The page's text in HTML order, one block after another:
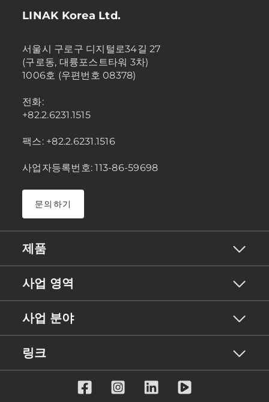
LINAK Korea Ltd.
서울시 구로구 디지털로34길 27
(구로동, 대륭포스트타워 3차)
1006호 (우편번호 08378)
전화:
+82.2.6231.1515
팩스: +82.2.6231.1516
사업자등록번호: 113-86-59698
문의하기
제품
사업 영역
사업 분야
링크